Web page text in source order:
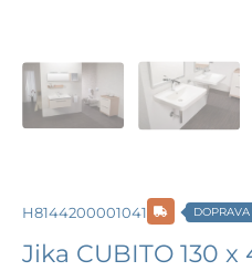
H8144200001041
Jika CUBITO 130 x